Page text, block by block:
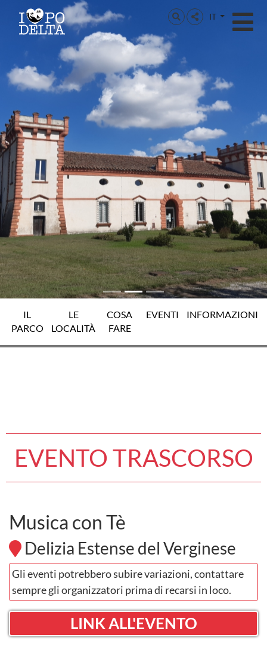
Delta del Po
Delta del Po
IT
IL
PARCO
LE
LOCALITÀ
COSA
FARE
EVENTI INFORMAZIONI
EVENTO TRASCORSO
Musica con Tè
Delizia Estense del Verginese
Gli eventi potrebbero subire variazioni, contattare
sempre gli organizzatori prima di recarsi in loco.
LINK ALL'EVENTO